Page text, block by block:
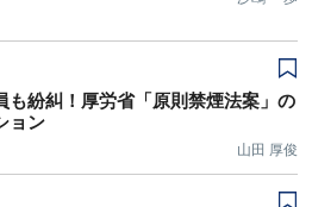
も紛糾！厚労省「原則禁煙法案」の
ョン
山田 厚俊